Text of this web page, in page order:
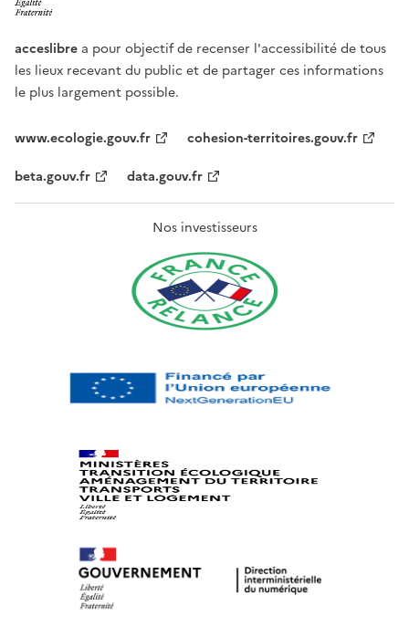
acceslibre a pour objectif de recenser l'accessibilité de tous
les lieux recevant du public et de partager ces informations
le plus largement possible.
www.ecologie.gouv.fr
cohesion-territoires.gouv.fr
beta.gouv.fr
data.gouv.fr
Nos investisseurs